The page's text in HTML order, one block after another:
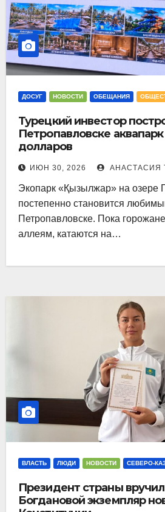
ДОСУГ НОВОСТИ ОБЕЩАНИЯ
Турецкий инвестор
Петропавловске
долларов
ИЮН 30, 2026 АНАСТАСИЯ
Экопарк «Қызылжар» на озере
постепенно становится
Петропавловске. Пока
аллеям, катаются на…
ВЛАСТЬ ЛЮДИ НОВОСТИ СЕВЕРО-
Президент страны
Богдановой экземпляр